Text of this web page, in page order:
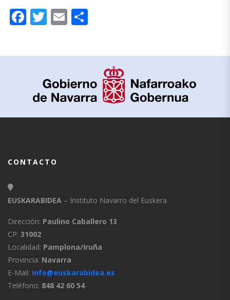
Facebook
Twitter
Email
CONTACTO
EUSKARABIDEA – Instituto Navarro del Euskera
Dirección: Paulino Caballero 13
CP: 31002
Localidad: Pamplona/Iruña
Provincia: Navarra
E-Mail: info@euskarabidea.es
Teléfono: 848 42 60 54